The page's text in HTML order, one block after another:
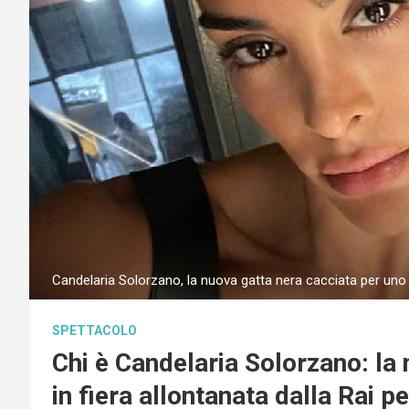
Candelaria Solorzano, la nuova gatta nera cacciata per
SPETTACOLO
Chi è Candelaria Solorzano:
in fiera allontanata dalla Rai